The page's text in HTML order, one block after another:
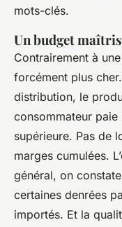
mots-clés.
Un budget
Contrairement à
forcément plus
distribution, le
consommateur
supérieure. Pas de
marges cumulées.
général, on
certaines denrées
importés. Et la